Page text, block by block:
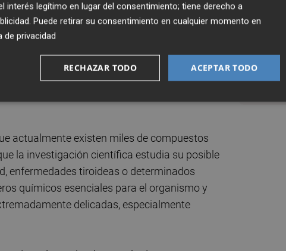
social sobre la contaminación
presentes en la rutina diaria.
físico o de prevención, pero quizá
que utilizamos cada día y cómo
actualmente existen miles de compuestos
la investigación científica estudia su posible
enfermedades tiroideas o determinados
químicos esenciales para el organismo y
delicadas, especialmente
interés legítimo en lugar del consentimiento; tiene derecho a
. Puede retirar su consentimiento en cualquier momento en
de privacidad
ACEPTAR TODO
RECHAZAR TODO